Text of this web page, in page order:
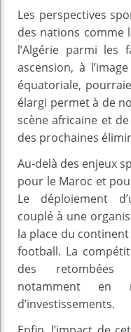
Les perspectives
des nations comme
l’Algérie parmi les
ascension, à
équatoriale,
élargi permet à de
scène africaine et
des prochaines
Au-delà des enjeux
pour le Maroc et
Le déploiement
couplé à une
la place du
football. La
des retombées
notamment en
d’investissements.